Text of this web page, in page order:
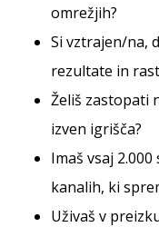
brend
ambasador/ka.
11. 8. 2022
2 min. branja
Weplayvolleyball
affiliate
program
omrežjih?
Si vztrajen/na,
rezultate in
Želiš zastopati
izven igrišča?
Imaš vsaj
kanalih, ki
Uživaš v